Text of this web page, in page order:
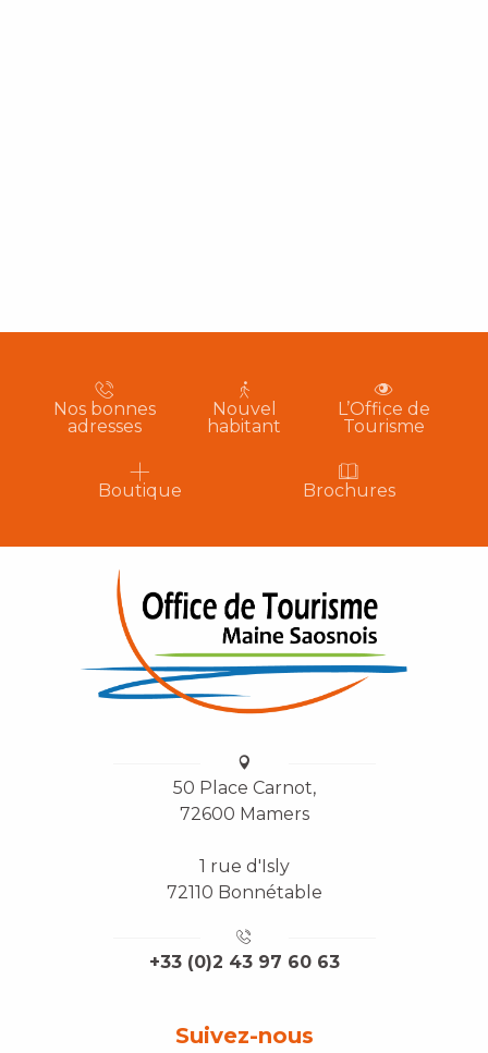
Nos bonnes
adresses
Nouvel
habitant
L’Office de
Tourisme
Boutique Brochures
50 Place Carnot,
72600 Mamers
1 rue d'Isly
72110 Bonnétable
+33 (0)2 43 97 60 63
Suivez-nous